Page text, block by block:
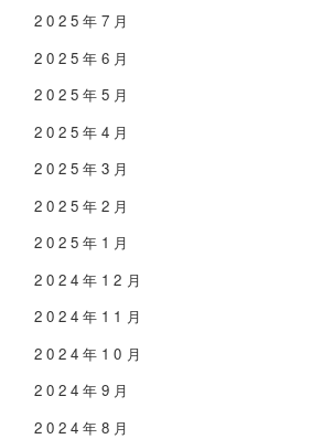
2025年7月
2025年6月
2025年5月
2025年4月
2025年3月
2025年2月
2025年1月
2024年12月
2024年11月
2024年10月
2024年9月
2024年8月